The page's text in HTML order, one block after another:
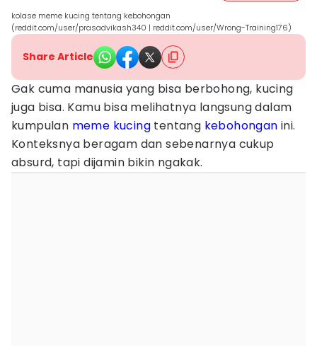
kolase meme kucing tentang kebohongan
(reddit.com/user/prasadvikash340 | reddit.com/user/Wrong-Training176)
Share Article
Gak cuma manusia yang bisa berbohong, kucing
juga bisa. Kamu bisa melihatnya langsung dalam
kumpulan meme kucing tentang kebohongan ini.
Konteksnya beragam dan sebenarnya cukup
absurd, tapi dijamin bikin ngakak.